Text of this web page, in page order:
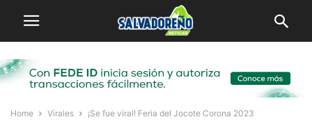
Home Virales ¡Se fue viral! Feria del Jocote Corona 2023